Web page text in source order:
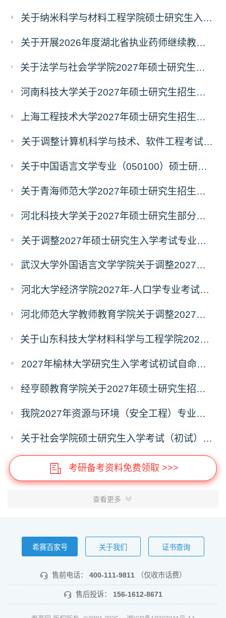
关于纳米科学与材料工程学院硕士研究生入学考试（初试）考试科目变更的通知
关于开展2026年度湖北省执业药师继续教育 专业科目网络培训的通告
关于法学与社会学学院2027年硕士研究生招生考试（初试）考试科目及参考书目变更的通知
河南科技大学关于2027年硕士研究生招生考试部分专业初试科目调整的通知
上海工程技术大学2027年硕士研究生招生部分初试科目或参考书目更改清单
关于调整计算机科学与技术、软件工程考试科目的公告
关于中国语言文学专业（050100）硕士研究生招生考试（初试）自命题科目变更的通知
关于青海师范大学2027年硕士研究生招生生物学、生态学专业考试科目调整的通知
河北科技大学关于2027年硕士研究生部分招生专业及初试自命题科目调整的公告
关于调整2027年硕士研究生入学考试专业初试科目的通知
武汉大学外国语言文学学院关于调整2027年硕士研究生统考初试自命题科目的公告
河北大学经济学院2027年-人口学专业考试科目调整公告
河北师范大学教师教育学院关于调整2027年全国硕士研究生招生考试初试科目的公告
关于山东科技大学材料科学与工程学院2027年硕士研究生招生考试自命题科目参考书目与考试模块调整说明
2027年榆林大学研究生入学考试初试自命题考试科目及大纲
经亨颐教育学院关于2027年硕士研究生招生考试科目和学科变化的通知
我院2027年资源与环境（安全工程）专业硕士研究生招生考试初试自命题科目调整通知
关于社会学院硕士研究生入学考试（初试）考试科目及参考书目变更的通知
考研备考资料免费领取 >>>
查看更多
希赛百家号 关于我们 证书查询
售前电话： 400-111-9811 （仅收市话费）
售后投诉： 156-1612-8671